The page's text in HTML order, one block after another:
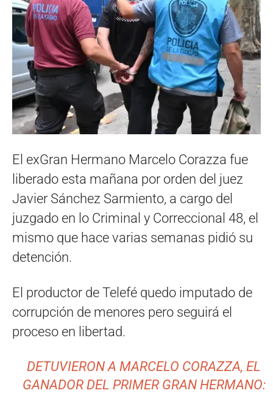
El exGran Hermano Marcelo Corazza fue
liberado esta mañana por orden del juez
Javier Sánchez Sarmiento, a cargo del
juzgado en lo Criminal y Correccional 48, el
mismo que hace varias semanas pidió su
detención.
El productor de Telefé quedo imputado de
corrupción de menores pero seguirá el
proceso en libertad.
DETUVIERON A MARCELO CORAZZA, EL
GANADOR DEL PRIMER GRAN HERMANO: